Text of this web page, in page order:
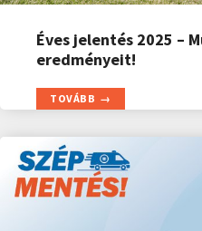
Éves jelentés 2025 –
eredményeit!
TOVÁBB